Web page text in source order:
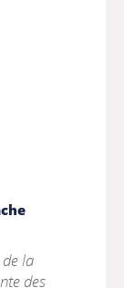
la
des